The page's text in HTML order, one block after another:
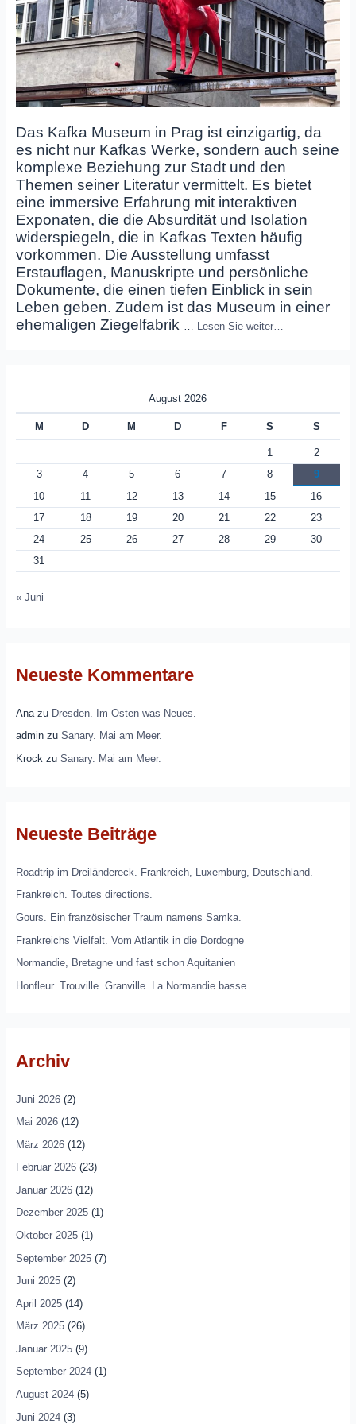
Das Kafka Museum in Prag ist einzigartig, da
es nicht nur Kafkas Werke, sondern auch seine
komplexe Beziehung zur Stadt und den
Themen seiner Literatur vermittelt. Es bietet
eine immersive Erfahrung mit interaktiven
Exponaten, die die Absurdität und Isolation
widerspiegeln, die in Kafkas Texten häufig
vorkommen. Die Ausstellung umfasst
Erstauflagen, Manuskripte und persönliche
Dokumente, die einen tiefen Einblick in sein
Leben geben. Zudem ist das Museum in einer
ehemaligen Ziegelfabrik … Lesen Sie weiter…
August 2026
M D M D F S S
1
2
3
4 5 6 7 8
9
10
11 12 13 14 15
16
17
18 19 20 21 22
23
24
25 26 27 28 29
30
31
« Juni
Neueste Kommentare
Anazu Dresden. Im Osten was Neues.
adminzu Sanary. Mai am Meer.
Krockzu Sanary. Mai am Meer.
Neueste Beiträge
Roadtrip im Dreiländereck. Frankreich, Luxemburg, Deutschland.
Frankreich. Toutes directions.
Gours. Ein französischer Traum namens Samka.
Frankreichs Vielfalt. Vom Atlantik in die Dordogne
Normandie, Bretagne und fast schon Aquitanien
Honfleur. Trouville. Granville. La Normandie basse.
Archiv
Juni 2026(2)
Mai 2026(12)
März 2026(12)
Februar 2026(23)
Januar 2026(12)
Dezember 2025(1)
Oktober 2025(1)
September 2025(7)
Juni 2025(2)
April 2025(14)
März 2025(26)
Januar 2025(9)
September 2024(1)
August 2024(5)
Juni 2024(3)